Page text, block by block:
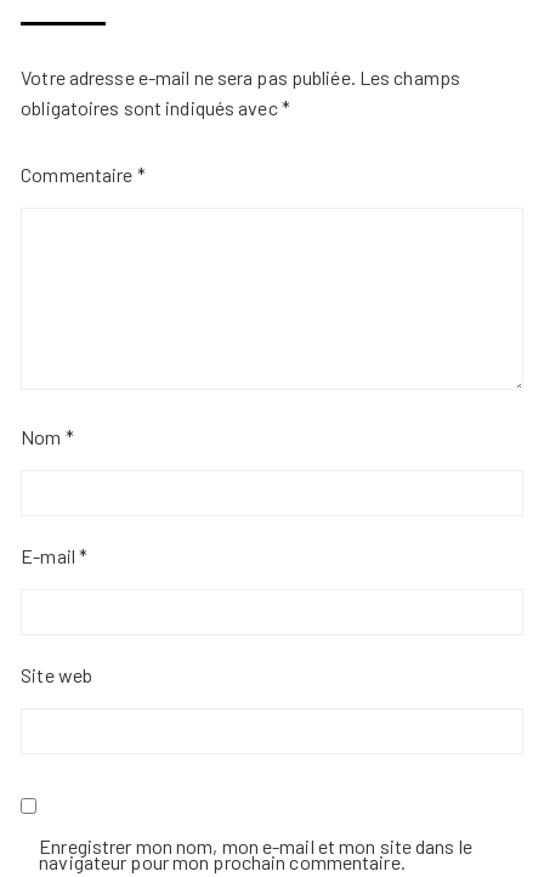
Votre adresse e-mail ne sera pas publiée. Les champs
obligatoires sont indiqués avec*
Commentaire *
Nom *
E-mail*
Site web
Enregistrer mon nom, mon e-mail et mon site dans le
navigateur pour mon prochain commentaire.